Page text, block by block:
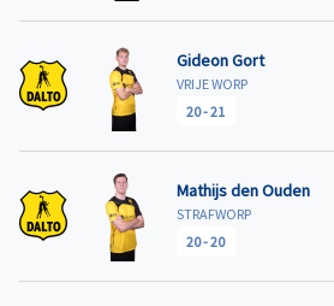
Gideon Gort
VRIJE WORP
20-21
Mathijs den Ouden
STRAFWORP
20-20